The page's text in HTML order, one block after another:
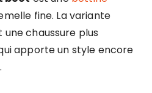
fine. La variante
une chaussure plus
apporte un style encore